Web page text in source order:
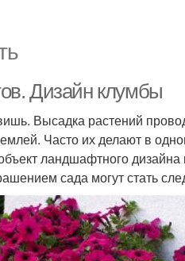
Дизайн клумбы
Высадка растений
Часто их делают в
ландшафтного дизайна
сада могут стать